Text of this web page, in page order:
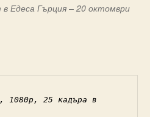
Едеса Гърция – 20 октомври
1080p, 25 кадъра в